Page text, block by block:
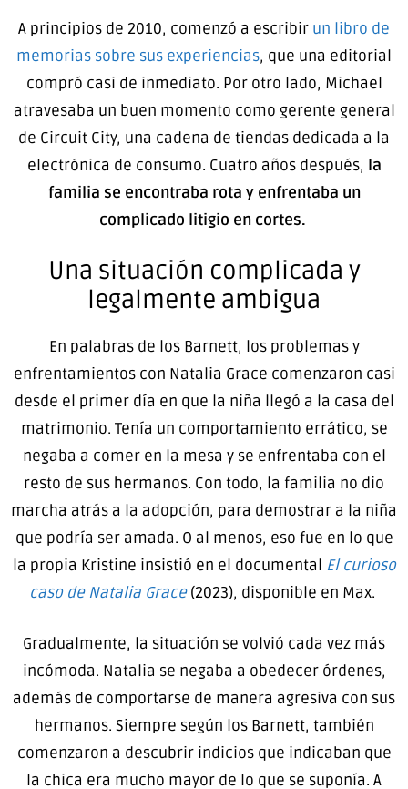
A principios de 2010, comenzó a escribir un libro de
memorias sobre sus experiencias, que una editorial
compró casi de inmediato. Por otro lado, Michael
atravesaba un buen momento como gerente general
de Circuit City, una cadena de tiendas dedicada a la
electrónica de consumo. Cuatro años después, la
familia se encontraba rota y enfrentaba un
complicado litigio en cortes.
Una situación complicada y
legalmente ambigua
En palabras de los Barnett, los problemas y
enfrentamientos con Natalia Grace comenzaron casi
desde el primer día en que la niña llegó a la casa del
matrimonio. Tenía un comportamiento errático, se
negaba a comer en la mesa y se enfrentaba con el
resto de sus hermanos. Con todo, la familia no dio
marcha atrás a la adopción, para demostrar a la niña
que podría ser amada. O al menos, eso fue en lo que
la propia Kristine insistió en el documental El curioso
caso de Natalia Grace(2023), disponible en Max.
Gradualmente, la situación se volvió cada vez más
incómoda. Natalia se negaba a obedecer órdenes,
además de comportarse de manera agresiva con sus
hermanos. Siempre según los Barnett, también
comenzaron a descubrir indicios que indicaban que
la chica era mucho mayor de lo que se suponía. A